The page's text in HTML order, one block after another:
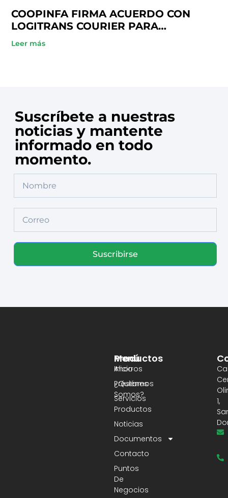
COOPINFA FIRMA ACUERDO CON
LOGITRANS COURIER PARA
BENEFICIO DE SUS SOCIOS
Leer más
Suscríbete a nuestras
noticias y mantente
informado en todo
momento.
Suscribirse
Productos
Ahorros
Préstamos
Servicios
Menú
Inicio
¿Quiénes
Somos?
Productos
Noticias
Documentos
Contacto
Puntos
De
Negocios
1,